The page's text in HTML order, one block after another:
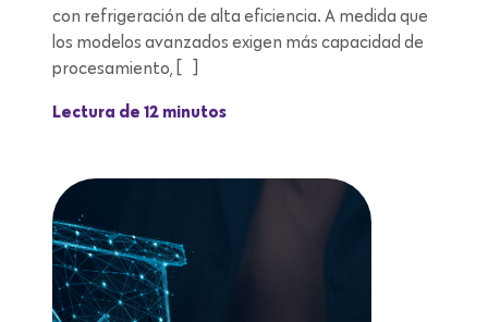
con refrigeración de alta eficiencia. A medida que
los modelos avanzados exigen más capacidad de
procesamiento, […]
Lectura de 12 minutos